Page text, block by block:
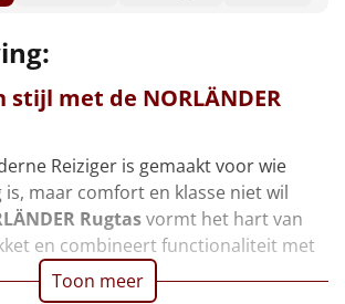
stijl met de NORLÄNDER
Reiziger is gemaakt voor wie
is, maar comfort en klasse niet wil
Rugtasvormt het hart van
en combineert functionaliteit met
Toon meer